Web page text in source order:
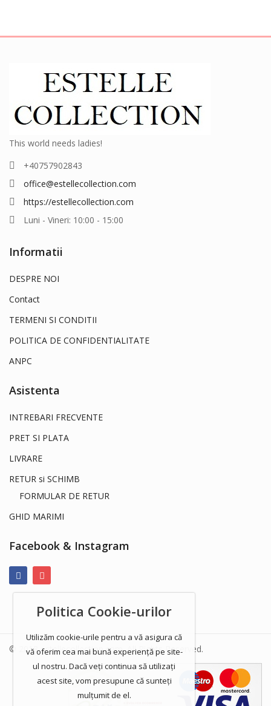
This world needs ladies!
+40757902843
office@estellecollection.com
https://estellecollection.com
Luni - Vineri: 10:00 - 15:00
Informatii
DESPRE NOI
Contact
TERMENI SI CONDITII
POLITICA DE CONFIDENTIALITATE
ANPC
Asistenta
INTREBARI FRECVENTE
PRET SI PLATA
LIVRARE
RETUR si SCHIMB
FORMULAR DE RETUR
GHID MARIMI
Facebook & Instagram
© 2018 estellecollection.com. All Rights Reserved.
Politica Cookie-urilor
Utilizăm cookie-urile pentru a vă asigura că
vă oferim cea mai bună experiență pe site-
ul nostru. Dacă veți continua să utilizați
acest site, vom presupune că sunteți
mulțumit de el.